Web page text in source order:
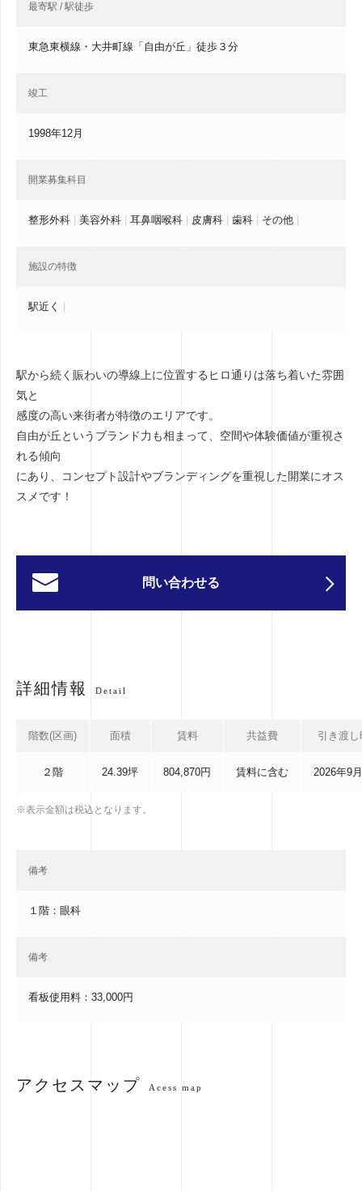
最寄駅 / 駅徒歩
東急東横線・大井町線「自由が丘」徒歩３分
竣工
1998年12月
開業募集科目
整形外科 美容外科 耳鼻咽喉科 皮膚科 歯科 その他
施設の特徴
駅近く
駅から続く賑わいの導線上に位置するヒロ通りは落ち着いた雰囲
気と
感度の高い来街者が特徴のエリアです。
自由が丘というブランド力も相まって、空間や体験価値が重視さ
れる傾向
にあり、コンセプト設計やブランディングを重視した開業にオス
スメです！
問い合わせる
詳細情報 Detail
階数(区画) 面積 賃料 共益費 引き渡し
２階 24.39坪 804,870円 賃料に含む 2026年9
※表示金額は税込となります。
備考
１階：眼科
備考
看板使用料：33,000円
アクセスマップ Acess map